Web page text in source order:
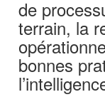
de
terrain, la
bonnes